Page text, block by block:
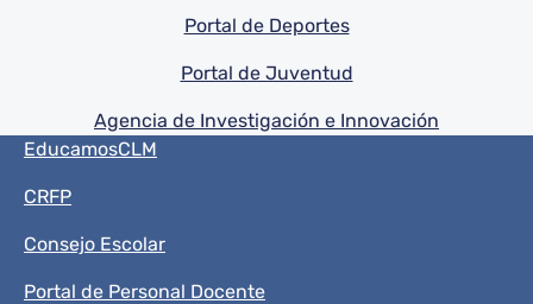
Portal de Deportes
Portal de Juventud
Agencia de Investigación e Innovación
Menú del pie
EducamosCLM
CRFP
Consejo Escolar
Portal de Personal Docente